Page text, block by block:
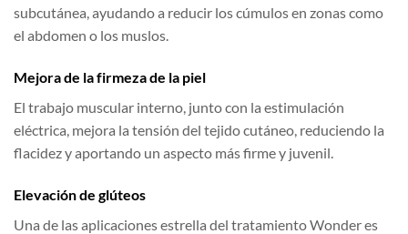
subcutánea, ayudando a reducir los cúmulos en zonas como
el abdomen o los muslos.
Mejora de la firmeza de la piel
El trabajo muscular interno, junto con la estimulación
eléctrica, mejora la tensión del tejido cutáneo, reduciendo la
flacidez y aportando un aspecto más firme y juvenil.
Elevación de glúteos
Una de las aplicaciones estrella del tratamiento Wonder es